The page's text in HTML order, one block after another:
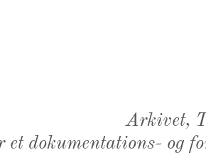
Arkivet,
et dokumentations- og